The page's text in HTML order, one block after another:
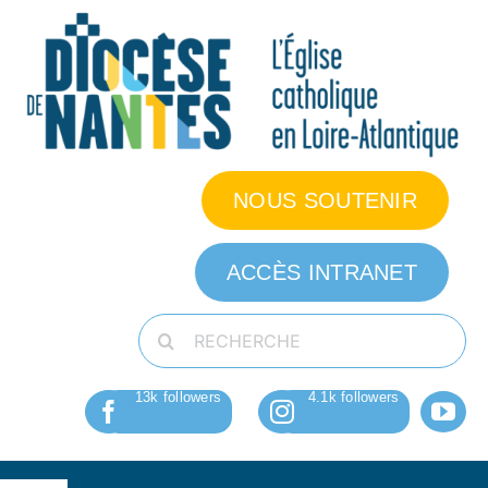
NOUS SOUTENIR
ACCÈS INTRANET
Rechercher: